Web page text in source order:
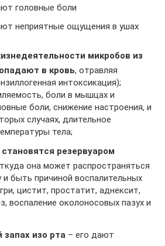
головные боли
неприятные ощущения в ушах
микробов из
в кровь, отравляя
интоксикация);
боли в мышцах и
боли, снижение настроения, и
случаях, длительное
тела;
резервуаром
она может распространяться
и быть причиной воспалительных
цистит, простатит, аднексит,
воспаление околоносовых пазух и
изо рта – его дают